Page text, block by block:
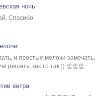
ночь
Спасибо
и простые мелочи замечать,
решать, как то так )) 👏👏👏
ветра